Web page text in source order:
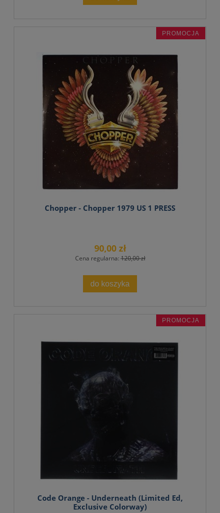
Chopper - Chopper 1979 US 1 PRESS
90,00 zł
Cena regularna:120,00 zł
do koszyka
PROMOCJA
Code Orange - Underneath (Limited Ed,
Exclusive Colorway)
PROMOCJA